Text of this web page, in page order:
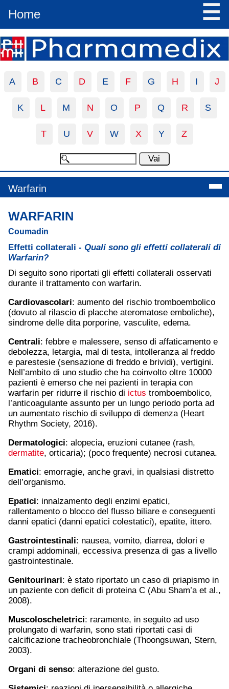
Home ☰
A B C D E F G H I J
K L M N O P Q R S
T U V W X Y Z
Warfarin
WARFARIN
Coumadin
Effetti collaterali - Quali sono gli effetti collaterali di
Warfarin?
Di seguito sono riportati gli effetti collaterali osservati
durante il trattamento con warfarin.
Cardiovascolari: aumento del rischio tromboembolico
(dovuto al rilascio di placche ateromatose emboliche),
sindrome delle dita porporine, vasculite, edema.
Centrali: febbre e malessere, senso di affaticamento e
debolezza, letargia, mal di testa, intolleranza al freddo
e parestesie (sensazione di freddo e brividi), vertigini.
Nell’ambito di uno studio che ha coinvolto oltre 10000
pazienti è emerso che nei pazienti in terapia con
warfarin per ridurre il rischio di ictus tromboembolico,
l’anticoagulante assunto per un lungo periodo porta ad
un aumentato rischio di sviluppo di demenza (Heart
Rhythm Society, 2016).
Dermatologici: alopecia, eruzioni cutanee (rash,
dermatite, orticaria); (poco frequente) necrosi cutanea.
Ematici: emorragie, anche gravi, in qualsiasi distretto
dell’organismo.
Epatici: innalzamento degli enzimi epatici,
rallentamento o blocco del flusso biliare e conseguenti
danni epatici (danni epatici colestatici), epatite, ittero.
Gastrointestinali: nausea, vomito, diarrea, dolori e
crampi addominali, eccessiva presenza di gas a livello
gastrointestinale.
Genitourinari: è stato riportato un caso di priapismo in
un paziente con deficit di proteina C (Abu Sham’a et al.,
2008).
Muscoloscheletrici: raramente, in seguito ad uso
prolungato di warfarin, sono stati riportati casi di
calcificazione tracheobronchiale (Thoongsuwan, Stern,
2003).
Organi di senso: alterazione del gusto.